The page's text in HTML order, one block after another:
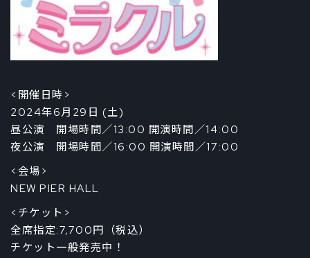
<開催日時>
2024年6月29日 (土)
昼公演 開場時間／13:00 開演時間／14:00
夜公演 開場時間／16:00 開演時間／17:00
<会場>
NEW PIER HALL
<チケット>
全席指定:7,700円（税込）
チケット一般発売中！